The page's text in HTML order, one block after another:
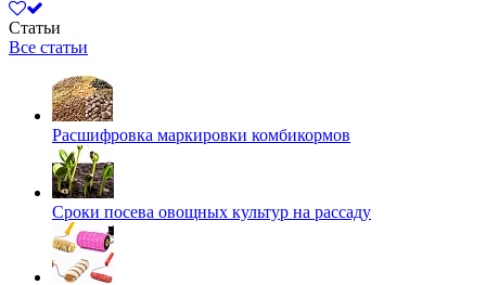
Статьи
Все статьи
Расшифровка маркировки комбикормов
Сроки посева овощных культур на рассаду